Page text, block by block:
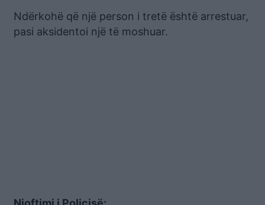
Ndërkohë që një person i tretë është arrestuar,
pasi aksidentoi një të moshuar.